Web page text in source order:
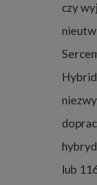
czy
lub